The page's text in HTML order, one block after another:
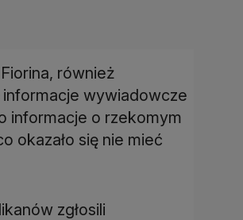
również
informacje wywiadowcze
informacje o rzekomym
okazało się nie mieć
zgłosili